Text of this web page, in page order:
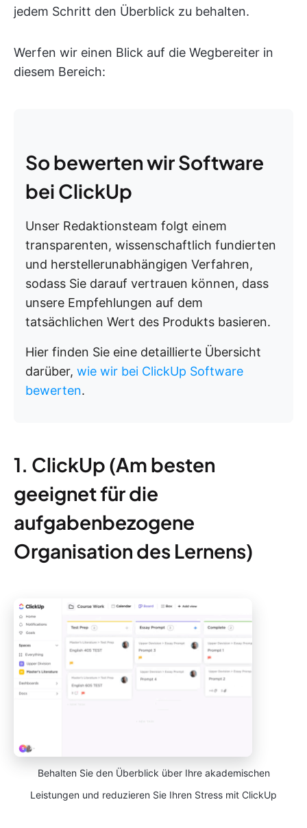
jedem Schritt den Überblick zu behalten.
Werfen wir einen Blick auf die Wegbereiter in
diesem Bereich:
So bewerten wir Software
bei ClickUp
Unser Redaktionsteam folgt einem
transparenten, wissenschaftlich fundierten
und herstellerunabhängigen Verfahren,
sodass Sie darauf vertrauen können, dass
unsere Empfehlungen auf dem
tatsächlichen Wert des Produkts basieren.
Hier finden Sie eine detaillierte Übersicht
darüber, wie wir bei ClickUp Software
bewerten.
1. ClickUp (Am besten
geeignet für die
aufgabenbezogene
Organisation des Lernens)
Behalten Sie den Überblick über Ihre akademischen
Leistungen und reduzieren Sie Ihren Stress mit ClickUp